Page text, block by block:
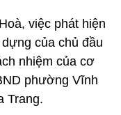
việc phát hiện
của chủ đầu
nhiệm của cơ
phường Vĩnh
Trang.